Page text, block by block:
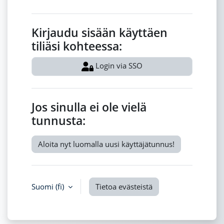
Kirjaudu sisään käyttäen
tiliäsi kohteessa:
Login via SSO
Jos sinulla ei ole vielä
tunnusta:
Aloita nyt luomalla uusi käyttäjätunnus!
Suomi (fi) Tietoa evästeistä